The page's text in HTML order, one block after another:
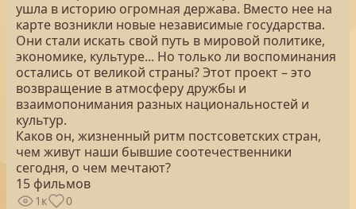
ушла в историю огромная держава. Вместо нее на
карте возникли новые независимые государства.
Они стали искать свой путь в мировой политике,
экономике, культуре... Но только ли воспоминания
остались от великой страны? Этот проект – это
возвращение в атмосферу дружбы и
взаимопонимания разных национальностей и
культур.
Каков он, жизненный ритм постсоветских стран,
чем живут наши бывшие соотечественники
сегодня, о чем мечтают?
15 фильмов
1к 0